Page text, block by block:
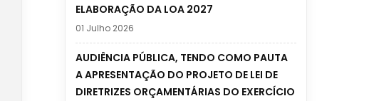
ELABORAÇÃO DA LOA 2027
01 Julho 2026
AUDIÊNCIA PÚBLICA, TENDO COMO PAUTA
A APRESENTAÇÃO DO PROJETO DE LEI DE
DIRETRIZES ORÇAMENTÁRIAS DO EXERCÍCIO